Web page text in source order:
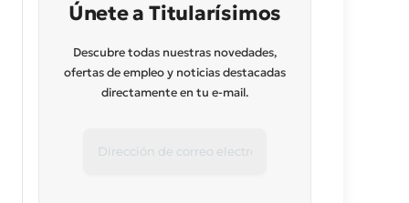
Únete a Titularísimos
Descubre todas nuestras novedades,
ofertas de empleo y noticias destacadas
directamente en tu e-mail.